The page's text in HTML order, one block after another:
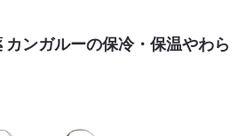
カンガルーの保冷・保温やわら